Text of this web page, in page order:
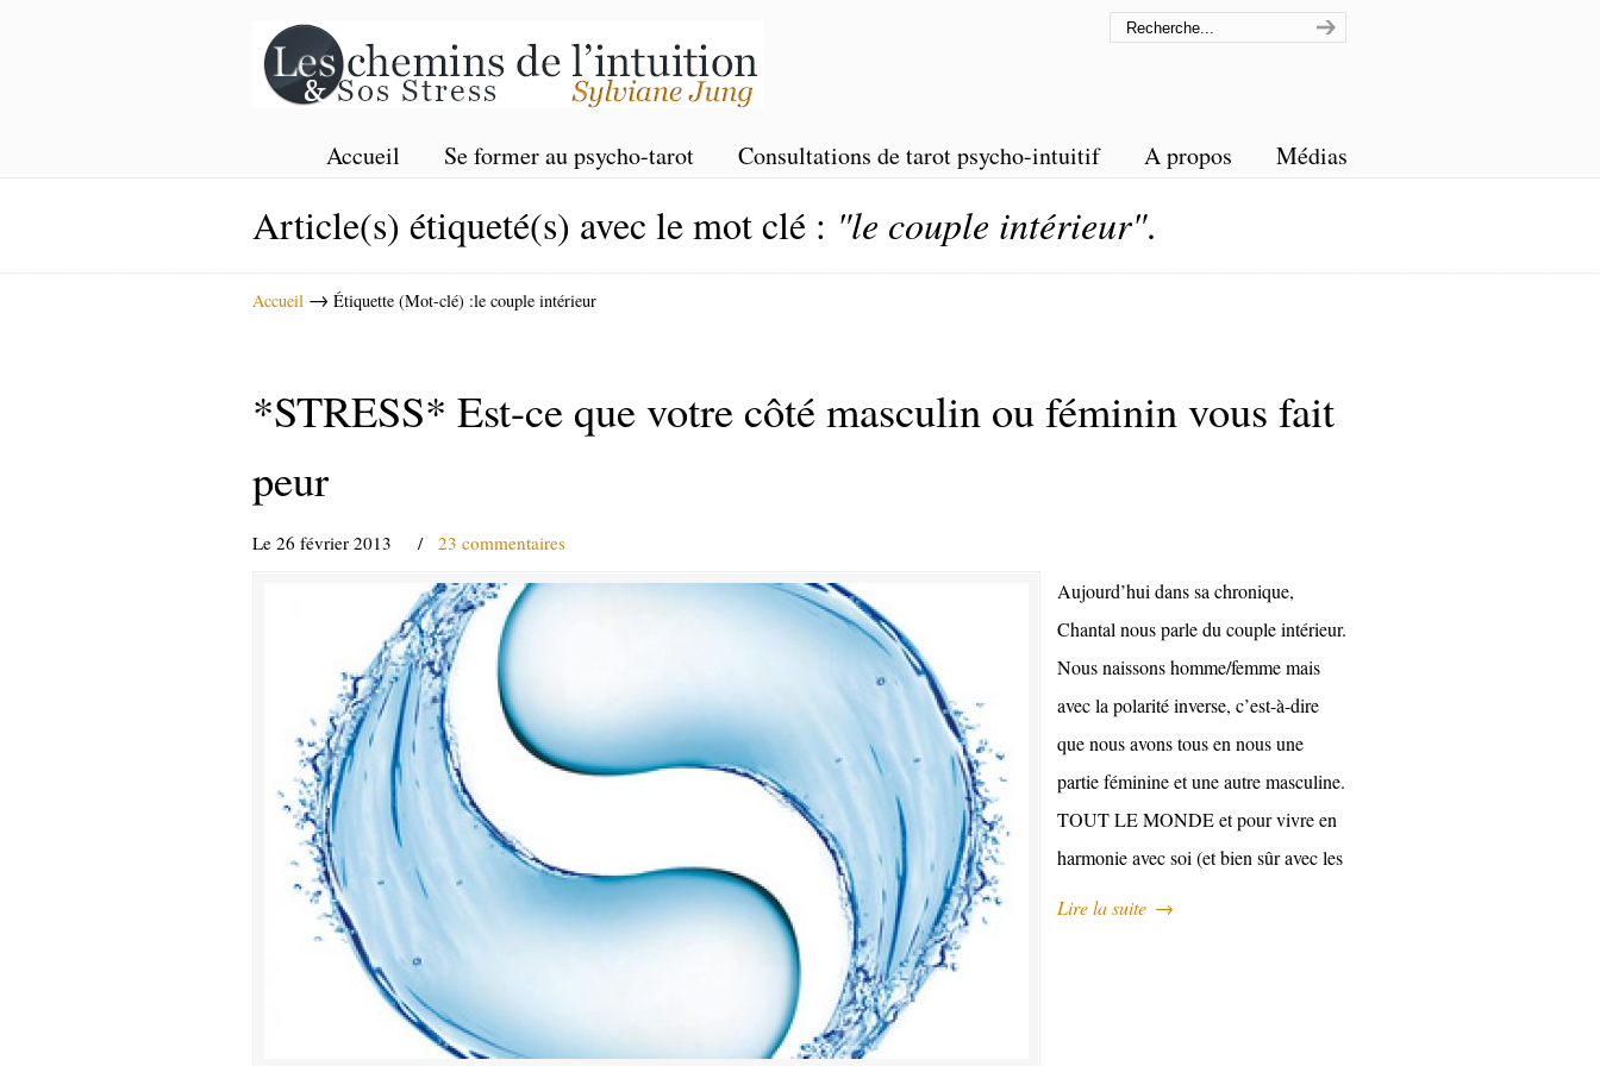
Accueil Se former au psycho-tarot Consultations de tarot psycho-intuitif A propos Médias
Article(s) étiqueté(s) avec le mot clé : "le couple intérieur".
Accueil → Étiquette (Mot-clé) :le couple intérieur
*STRESS* Est-ce que votre côté masculin ou féminin vous fait
peur
Le 26 février 2013 / 23 commentaires
Aujourd’hui dans sa chronique,
Chantal nous parle du couple intérieur.
Nous naissons homme/femme mais
avec la polarité inverse, c’est-à-dire
que nous avons tous en nous une
partie féminine et une autre masculine.
TOUT LE MONDE et pour vivre en
harmonie avec soi (et bien sûr avec les
Lire la suite →